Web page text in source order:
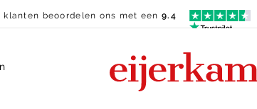
klanten beoordelen ons met een9.4